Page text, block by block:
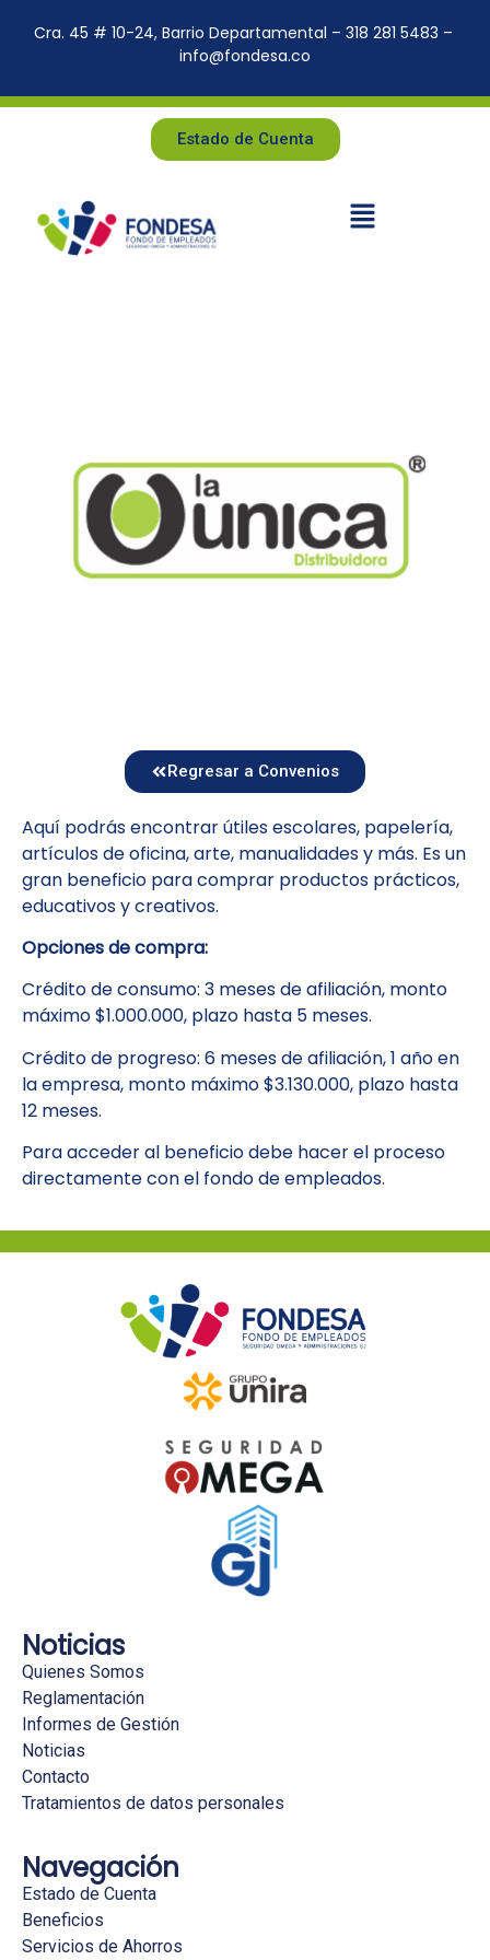
Cra. 45 # 10-24, Barrio Departamental – 318 281 5483 –
info@fondesa.co
Estado de Cuenta
Regresar a Convenios
Aquí podrás encontrar útiles escolares, papelería,
artículos de oficina, arte, manualidades y más. Es un
gran beneficio para comprar productos prácticos,
educativos y creativos.
Opciones de compra:
Crédito de consumo: 3 meses de afiliación, monto
máximo $1.000.000, plazo hasta 5 meses.
Crédito de progreso: 6 meses de afiliación, 1 año en
la empresa, monto máximo $3.130.000, plazo hasta
12 meses.
Para acceder al beneficio debe hacer el proceso
directamente con el fondo de empleados.
Noticias
Quienes Somos
Reglamentación
Informes de Gestión
Noticias
Contacto
Tratamientos de datos personales
Navegación
Estado de Cuenta
Beneficios
Servicios de Ahorros